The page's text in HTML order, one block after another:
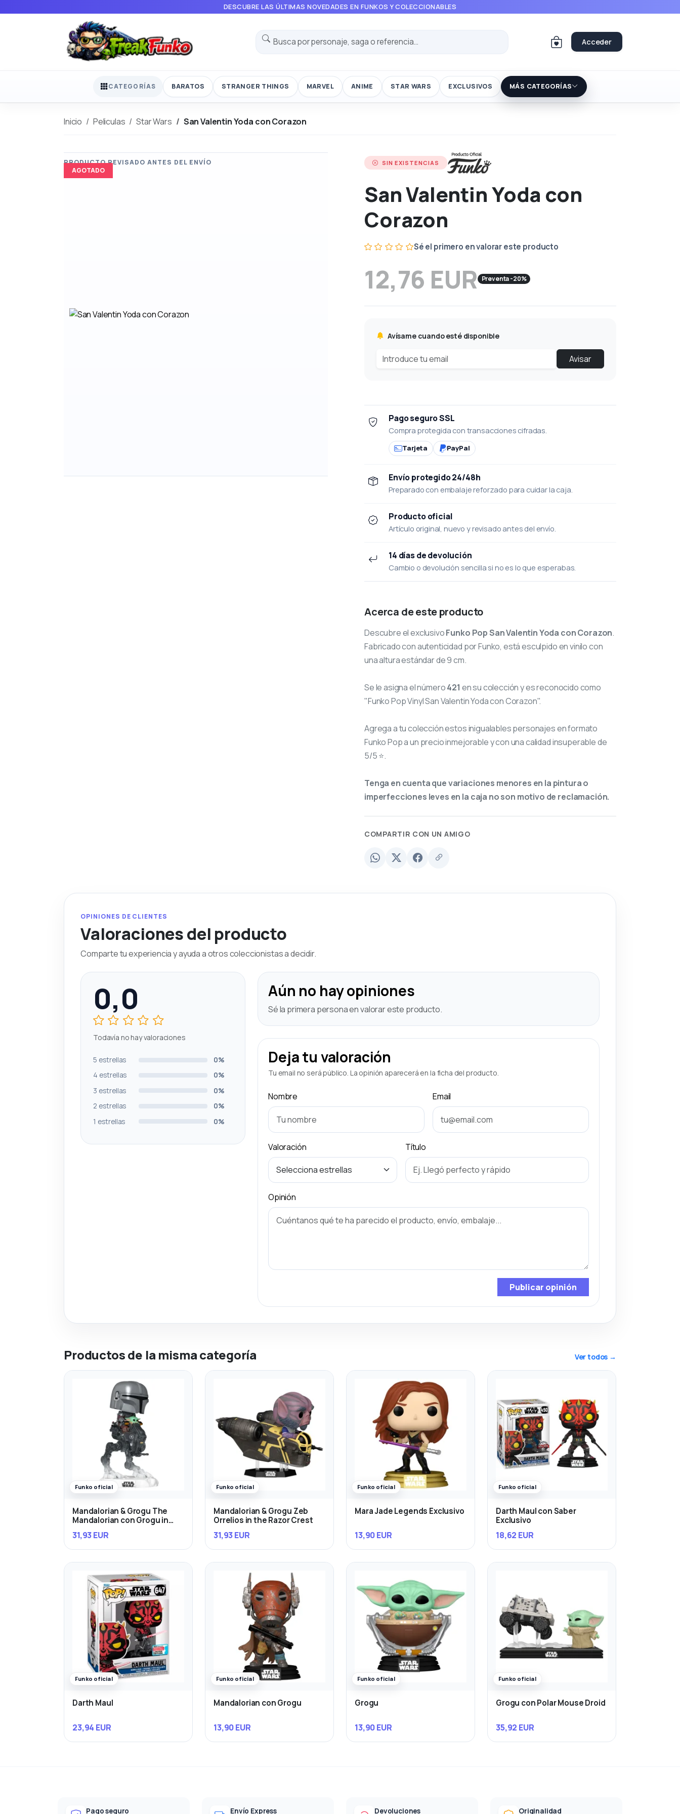
DESCUBRE LAS ÚLTIMAS NOVEDADES EN FUNKOS Y COLECCIONABLES
Acceder
CATEGORÍAS BARATOS STRANGER THINGS MARVEL ANIME STAR WARS EXCLUSIVOS MÁS CATEGORÍAS
Inicio Peliculas Star Wars San Valentin Yoda con Corazon
AGOTADO
SIN EXISTENCIAS
San Valentin Yoda con
Corazon
Sé el primero en valorar este producto
12,76 EUR Preventa -20%
Avísame cuando esté disponible
Avisar
Pago seguro SSL
Compra protegida con transacciones cifradas.
Tarjeta PayPal
Envío protegido 24/48h
Preparado con embalaje reforzado para cuidar la caja.
Producto oficial
Artículo original, nuevo y revisado antes del envío.
14 días de devolución
Cambio o devolución sencilla si no es lo que esperabas.
Acerca de este producto
Descubre el exclusivoFunko Pop San Valentin Yoda con Corazon.
Fabricado con autenticidad por Funko, está esculpido en vinilo con
una altura estándar de 9 cm.
Se le asigna el número421 en su colección y es reconocido como
"Funko Pop Vinyl San Valentin Yoda con Corazon".
Agrega a tu colección estos inigualables personajes en formato
Funko Pop a un precio inmejorable y con una calidad insuperable de
5/5 ⭐.
Tenga en cuenta que variaciones menores en la pintura o
imperfecciones leves en la caja no son motivo de reclamación.
COMPARTIR CON UN AMIGO
OPINIONES DE CLIENTES
Valoraciones del producto
Comparte tu experiencia y ayuda a otros coleccionistas a decidir.
0,0
Todavía no hay valoraciones
5 estrellas
0%
4 estrellas
0%
3 estrellas
0%
2 estrellas
0%
1 estrellas
0%
Aún no hay opiniones
Sé la primera persona en valorar este producto.
Deja tu valoración
Tu email no será público. La opinión aparecerá en la ficha del producto.
Nombre Email
Valoración Título
Opinión
Publicar opinión
Productos de la misma categoría Ver todos →
Funko oficial
Mandalorian & Grogu The
Mandalorian con Grogu in
31,93 EUR
Funko oficial
Mandalorian & Grogu Zeb
Orrelios in the Razor Crest
31,93 EUR
Funko oficial
Mara Jade Legends Exclusivo
13,90 EUR
Funko oficial
Darth Maul con Saber
Exclusivo
18,62 EUR
Funko oficial
Darth Maul
23,94 EUR
Funko oficial
Mandalorian con Grogu
13,90 EUR
Funko oficial
Grogu
13,90 EUR
Funko oficial
Grogu con Polar Mouse Droid
35,92 EUR
Pago seguro Envío Express Devoluciones Originalidad